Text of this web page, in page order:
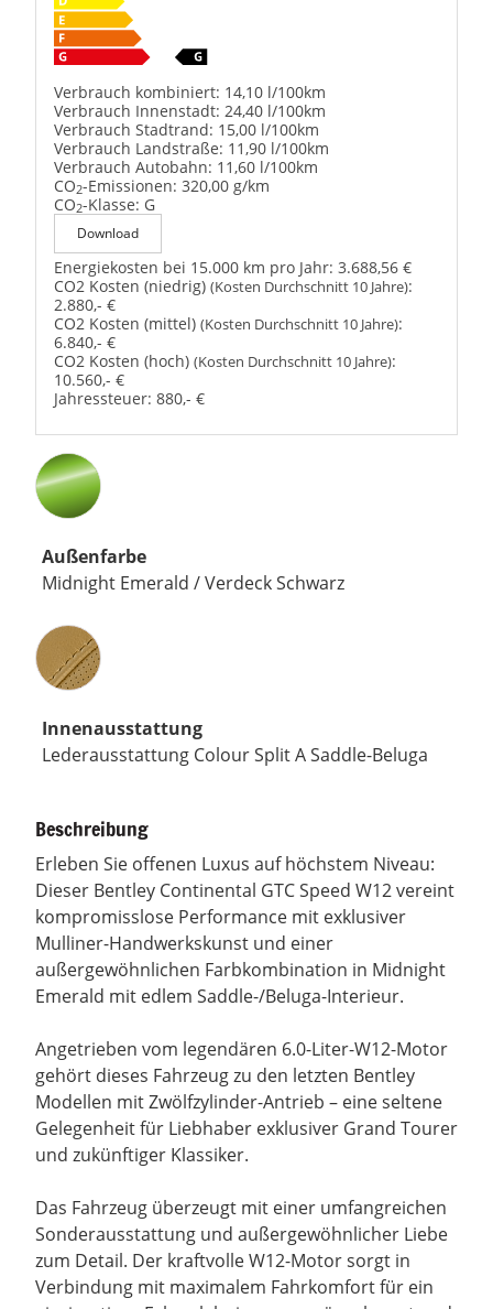
Verbrauch kombiniert: 14,10 l/100km
Verbrauch Innenstadt: 24,40 l/100km
Verbrauch Stadtrand: 15,00 l/100km
Verbrauch Landstraße: 11,90 l/100km
Verbrauch Autobahn: 11,60 l/100km
CO2-Emissionen: 320,00 g/km
CO2-Klasse: G
Download
Energiekosten bei 15.000 km pro Jahr: 3.688,56 €
CO2 Kosten (niedrig) (Kosten Durchschnitt 10 Jahre):
2.880,- €
CO2 Kosten (mittel) (Kosten Durchschnitt 10 Jahre):
6.840,- €
CO2 Kosten (hoch) (Kosten Durchschnitt 10 Jahre):
10.560,- €
Jahressteuer: 880,- €
Außenfarbe
Midnight Emerald / Verdeck Schwarz
Innenausstattung
Innenausstattung
Lederausstattung Colour Split A Saddle-Beluga
Beschreibung
Erleben Sie offenen Luxus auf höchstem Niveau:
Dieser Bentley Continental GTC Speed W12 vereint
kompromisslose Performance mit exklusiver
Mulliner-Handwerkskunst und einer
außergewöhnlichen Farbkombination in Midnight
Emerald mit edlem Saddle-/Beluga-Interieur.
Angetrieben vom legendären 6.0-Liter-W12-Motor
gehört dieses Fahrzeug zu den letzten Bentley
Modellen mit Zwölfzylinder-Antrieb – eine seltene
Gelegenheit für Liebhaber exklusiver Grand Tourer
und zukünftiger Klassiker.
Das Fahrzeug überzeugt mit einer umfangreichen
Sonderausstattung und außergewöhnlicher Liebe
zum Detail. Der kraftvolle W12-Motor sorgt in
Verbindung mit maximalem Fahrkomfort für ein